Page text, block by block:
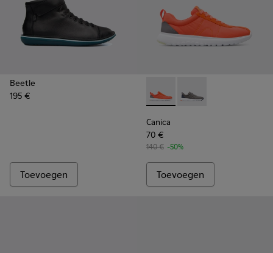
Beetle
195 €
Toevoegen
Canica - K200763-003 -
Canica - K200763-
Canica
70 €
140 € -50%
Toevoegen